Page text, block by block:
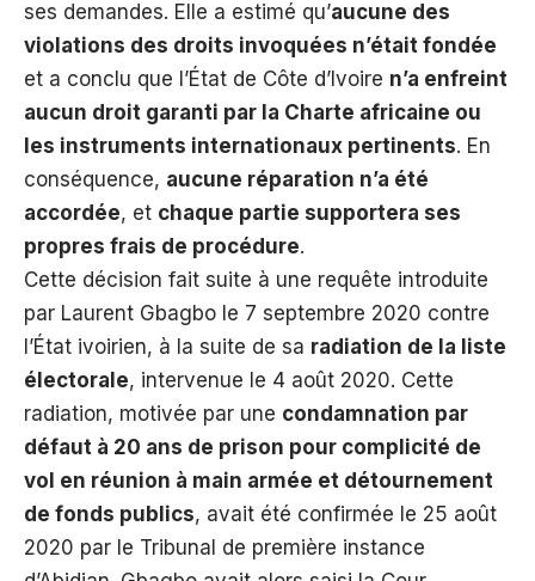
ses demandes. Elle a estimé qu’aucune des
violations des droits invoquées n’était fondée
et a conclu que l’État de Côte d’Ivoire n’a enfreint
aucun droit garanti par la Charte africaine ou
les instruments internationaux pertinents. En
conséquence, aucune réparation n’a été
accordée, et chaque partie supportera ses
propres frais de procédure.
Cette décision fait suite à une requête introduite
par Laurent Gbagbo le 7 septembre 2020 contre
l’État ivoirien, à la suite de sa radiation de la liste
électorale, intervenue le 4 août 2020. Cette
radiation, motivée par une condamnation par
défaut à 20 ans de prison pour complicité de
vol en réunion à main armée et détournement
de fonds publics, avait été confirmée le 25 août
2020 par le Tribunal de première instance